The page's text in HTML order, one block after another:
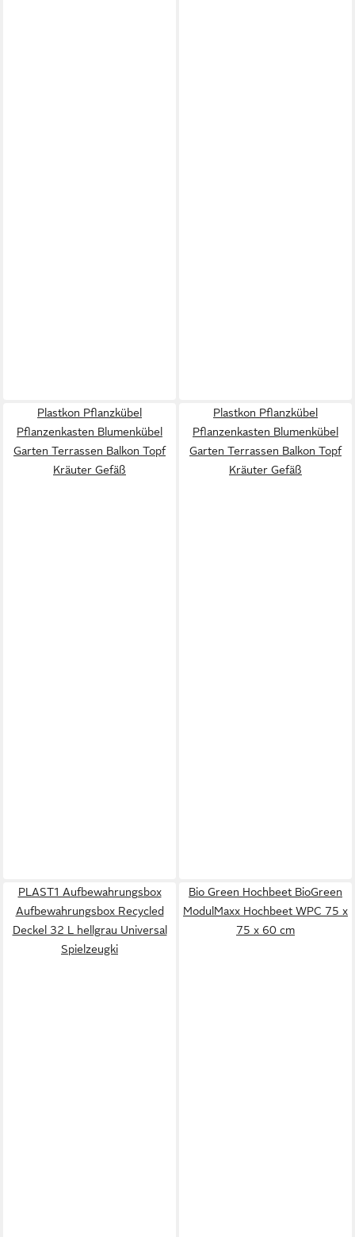
Plastkon Pflanzkübel
Pflanzenkasten Blumenkübel
Garten Terrassen Balkon Topf
Kräuter Gefäß
Plastkon Pflanzkübel
Pflanzenkasten Blumenkübel
Garten Terrassen Balkon Topf
Kräuter Gefäß
PLAST1 Aufbewahrungsbox
Aufbewahrungsbox Recycled
Deckel 32 L hellgrau Universal
Spielzeugki
Bio Green Hochbeet BioGreen
ModulMaxx Hochbeet WPC 75 x
75 x 60 cm